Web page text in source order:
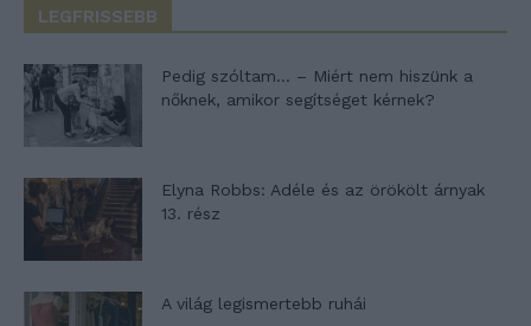
LEGFRISSEBB
Pedig szóltam… – Miért nem hiszünk a
nőknek, amikor segítséget kérnek?
Elyna Robbs: Adéle és az örökölt árnyak
13. rész
A világ legismertebb ruhái